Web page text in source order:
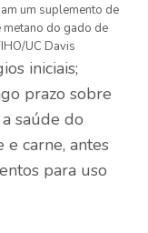
um suplemento de
metano do gado de
UC Davis
iniciais;
prazo sobre
saúde do
carne, antes
para uso